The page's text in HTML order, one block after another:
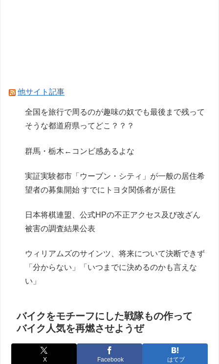
【画像】週刊少年マガジン、限界突破
Powered by livedoor 相互RSS
他サイト記事
全国を旅行で周るのが趣味の奴でも最後まで残って
そうな都道府県ってどこ？？？
群馬・栃木←コンビ感あるよな
実証実験都市「ウーブン・シティ」が一般の居住希
望者の募集開始 すでにトヨタ関係者が居住
日本将棋連盟、公式HPの不正アクセス及び改ざん
被害の調査結果公表
ウィリアムズのサインツ、将来について決断できず
「分からない」「いつまでに決めるのかも言えな
い」
バイクをモチーフにした戦隊もの作って
バイク人気を再燃させようぜ
X Facebook はてブ